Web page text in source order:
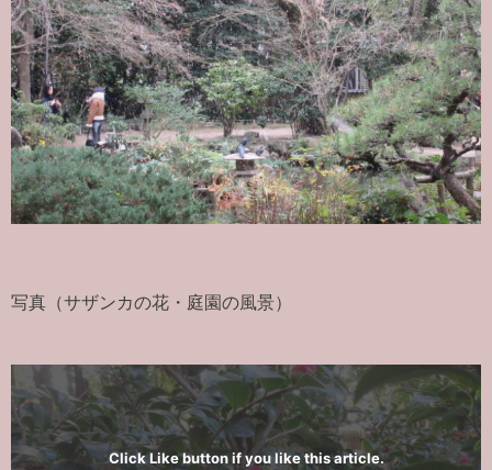
写真（サザンカの花・庭園の風景）
Click Like button if you like this article.